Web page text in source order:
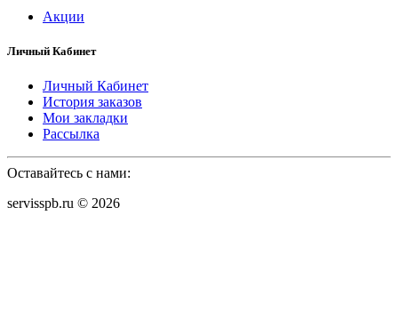
Акции
Личный Кабинет
Личный Кабинет
История заказов
Мои закладки
Рассылка
Оставайтесь с нами:
servisspb.ru © 2026